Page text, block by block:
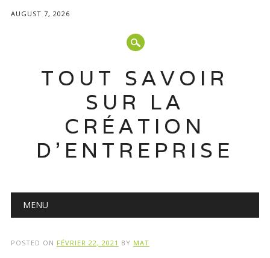
AUGUST 7, 2026
TOUT SAVOIR
SUR LA
CRÉATION
D'ENTREPRISE
Main menu
MENU
POSTED ON FÉVRIER 22, 2021 BY MAT